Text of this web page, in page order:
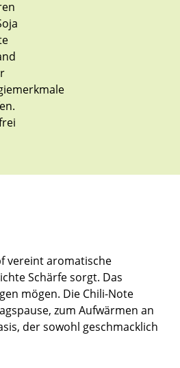
vereint aromatische
Schärfe sorgt. Das
mögen. Die Chili-Note
zum Aufwärmen an
der sowohl geschmacklich